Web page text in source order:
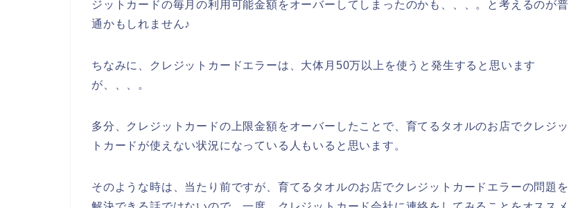
ジットカードの毎月の利用可能金額をオーバーしてしまったのかも、、、。と考えるのが普
通かもしれません♪
ちなみに、クレジットカードエラーは、大体月50万以上を使うと発生すると思います
が、、、。
多分、クレジットカードの上限金額をオーバーしたことで、育てるタオルのお店でクレジッ
トカードが使えない状況になっている人もいると思います。
そのような時は、当たり前ですが、育てるタオルのお店でクレジットカードエラーの問題を